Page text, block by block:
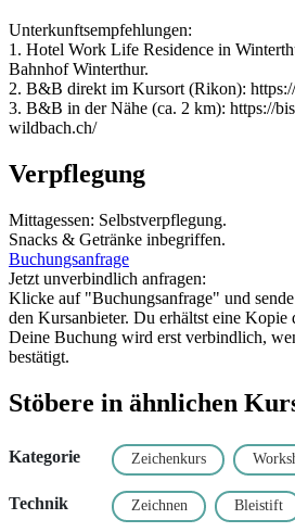
Unterkunftsempfehlungen:
1. Hotel Work Life Residence in
Bahnhof Winterthur.
2. B&B direkt im Kursort (Rikon):
3. B&B in der Nähe (ca. 2 km): https://
wildbach.ch/
Verpflegung
Mittagessen: Selbstverpflegung.
Snacks & Getränke inbegriffen.
Buchungsanfrage
Jetzt unverbindlich anfragen:
Klicke auf "Buchungsanfrage" und
den Kursanbieter. Du erhältst eine
Deine Buchung wird erst verbindlich,
bestätigt.
Stöbere in ähnlichen
Kategorie Zeichenkurs
Technik Zeichnen Bleistift